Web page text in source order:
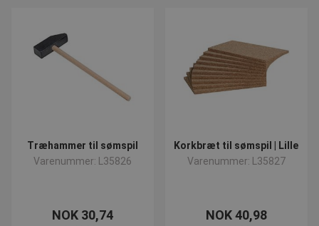
Har du spørgsmål vedrørende vores produkter kan vi altid
kontaktes på post@presencosport.dk eller 7550 6011
Træhammer til sømspil
Varenummer: L35826
NOK 30,74
Korkbræt til sømspil | Lille
Varenummer: L35827
NOK 40,98